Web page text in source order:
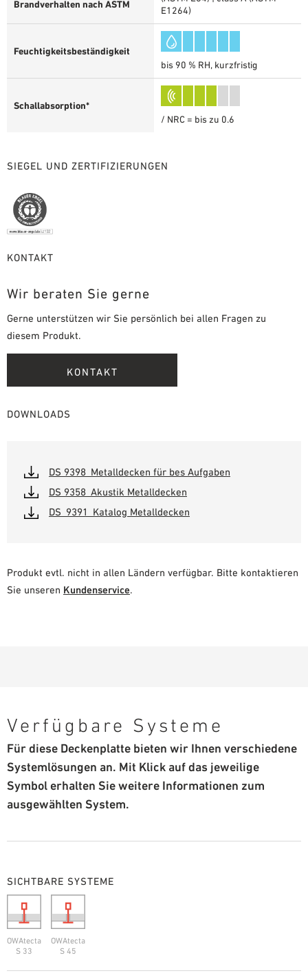
Brandverhalten nach ASTM
E1264)
Feuchtigkeitsbeständigkeit
bis 90 % RH, kurzfristig
Schallabsorption*
/ NRC = bis zu 0.6
SIEGEL UND ZERTIFIZIERUNGEN
KONTAKT
Wir beraten Sie gerne
Gerne unterstützen wir Sie persönlich bei allen Fragen zu
diesem Produkt.
KONTAKT
DOWNLOADS
DS 9398_Metalldecken für bes Aufgaben
DS 9358_Akustik Metalldecken
DS_9391_Katalog Metalldecken
Produkt evtl. nicht in allen Ländern verfügbar. Bitte kontaktieren
Sie unseren Kundenservice.
Verfügbare Systeme
Für diese Deckenplatte bieten wir Ihnen verschiedene
Systemlösungen an. Mit Klick auf das jeweilige
Symbol erhalten Sie weitere Informationen zum
ausgewählten System.
SICHTBARE SYSTEME
OWAtecta
S 33
OWAtecta
S 45